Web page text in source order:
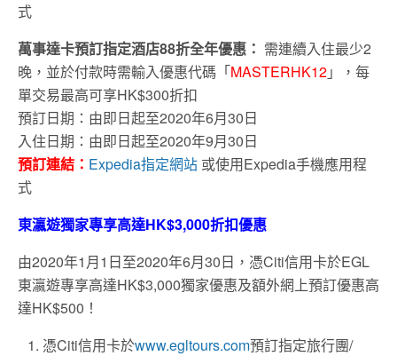
式
萬事達卡預訂指定酒店88折全年優惠： 需連續入住最少2
晚，並於付款時需輸入優惠代碼「MASTERHK12」，每
單交易最高可享HK$300折扣
預訂日期：由即日起至2020年6月30日
入住日期：由即日起至2020年9月30日
預訂連結： Expedia指定網站 或使用Expedia手機應用程
式
東瀛遊獨家專享高達HK$3,000折扣優惠
由2020年1月1日至2020年6月30日，憑Citi信用卡於EGL
東瀛遊專享高達HK$3,000獨家優惠及額外網上預訂優惠高
達HK$500！
憑Citi信用卡於www.egltours.com預訂指定旅行團/